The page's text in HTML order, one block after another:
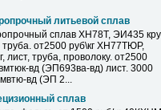
литьевой сплав
сплав ХН78Т, ЭИ435
труба. от2500 руб\кг ХН77ТЮР,
лист, труба, проволоку. от2500
вд (ЭП693ва-вд) лист. 3000
вд (ЭП 2...
сплав